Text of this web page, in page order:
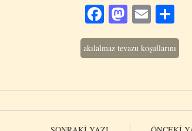
Facebook
Mastodon
Email
akılalmaz tevazu koşullarını